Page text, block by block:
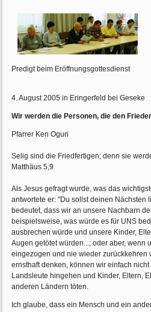
Predigt beim Eröffnungsgottesdienst
4. August 2005 in Eringerfeld bei Geseke
Wir werden die Personen, die den
Pfarrer Ken Oguri
Selig sind die Friedfertigen; denn sie
Matthäus 5,9
Als Jesus gefragt wurde, was das
antwortete er: "Du sollst deinen Nächsten
bedeutet, dass wir an unsere Nachbarn
beispielsweise, was würde es für UNS
ausbrechen würde und unsere Kinder,
Augen getötet würden...; oder aber, wenn
eingezogen und nie wieder zurückkehren
ernsthaft denken, können wir einfach
Landsleute hingehen und Kinder, Eltern,
anderen Ländern töten.
Ich glaube, dass ein Mensch und ein